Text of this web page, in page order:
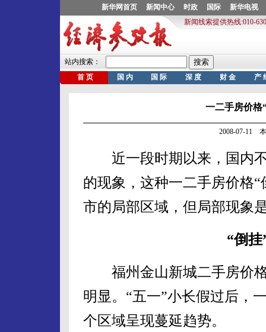
一二手房价格
2008-07-11
近一段时期以来，国内不
的现象，这种一二手房价格
市的局部区域，但局部现象
“倒
福州金山新城二手房价格
明显。“五一”小长假过后，
个区域呈现蔓延趋势。